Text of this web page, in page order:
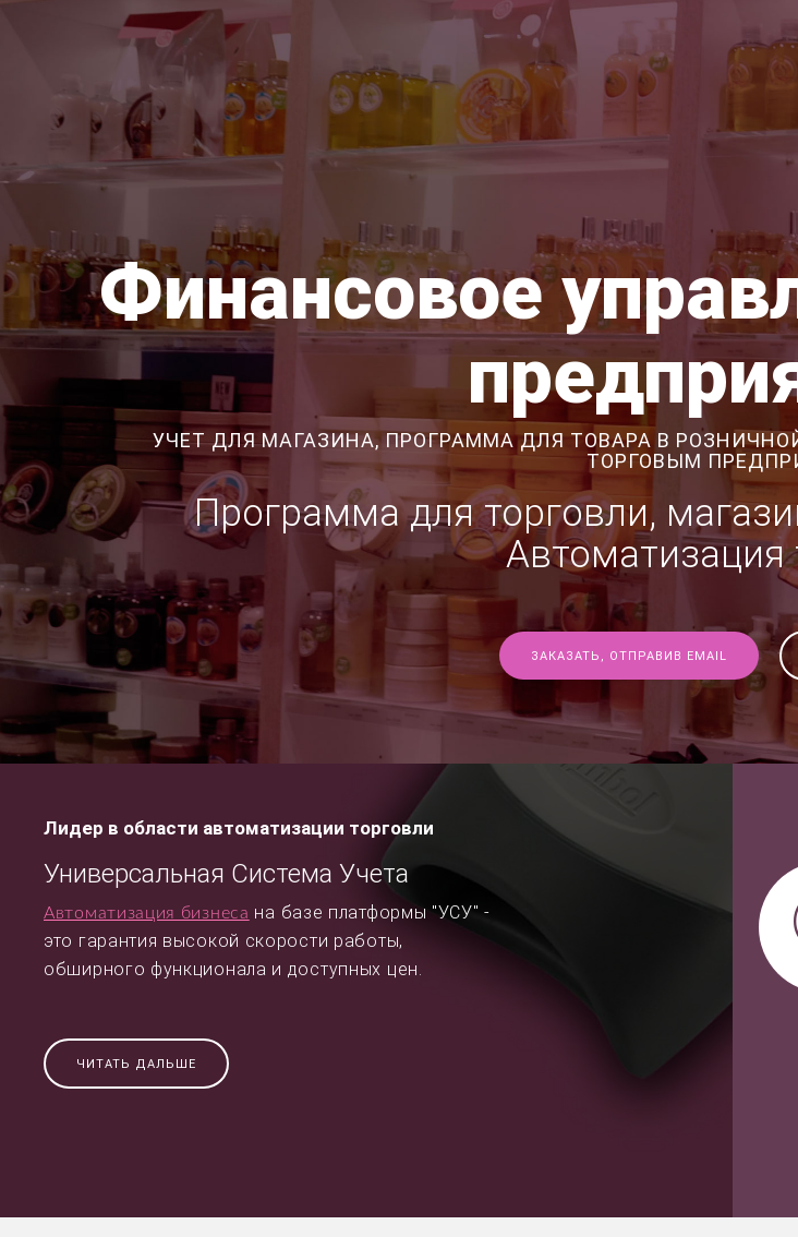
Финансовое
УЧЕТ ДЛЯ МАГАЗИНА, ПРОГРАММА ДЛЯ ТОВАРА В
ТОРГОВЫМ
Программа для торговли,
Автоматизация
ЗАКАЗАТЬ, ОТПРАВИВ EMAIL
Лидер в области автоматизации торговли
Универсальная Система Учета
Автоматизация бизнеса на базе платформы "УСУ" -
это гарантия высокой скорости работы,
обширного функционала и доступных цен.
ЧИТАТЬ ДАЛЬШЕ